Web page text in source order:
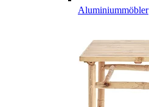
Aluminiummöbler